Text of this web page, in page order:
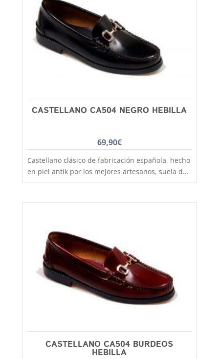
buena alternativa como zapatilla de estar en casa
por su comodidad y fácil lavado. Una zapatilla
que no puede faltar en ningún almario. Debes
tener en cuenta que al lavarlas encojen un
poquito!
CASTELLANO CA504 NEGRO HEBILLA
69,90€
Castellano clásico de fabricación española, hecho
en piel antik por los mejores artesanos, suela de
goma antideslizante que aislara tu pie del frío y
utilizarlo tanto para colegio como para vestir más
desde la talla 35 a la 41. En Capitán Malaspina
zapatos mas baratos y de mejor calidad.
CASTELLANO CA504 BURDEOS
HEBILLA